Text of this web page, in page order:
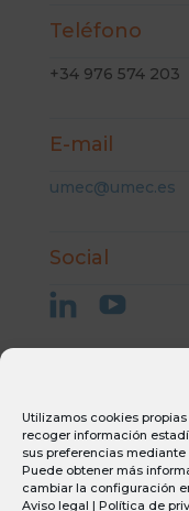
Utilizamos cookies
recoger información
sus preferencias
Puede obtener más
cambiar la configuración
Aviso legal | Política de
Teléfono
+34 976 574 203
E-mail
umec@umec.es
Social